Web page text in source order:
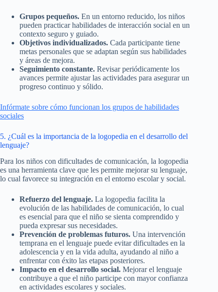
Grupos pequeños. En un entorno reducido, los niños
pueden practicar habilidades de interacción social en un
contexto seguro y guiado.
Objetivos individualizados. Cada participante tiene
metas personales que se adaptan según sus habilidades
y áreas de mejora.
Seguimiento constante. Revisar periódicamente los
avances permite ajustar las actividades para asegurar un
progreso continuo y sólido.
Infórmate sobre cómo funcionan los grupos de habilidades
sociales
5. ¿Cuál es la importancia de la logopedia en el desarrollo del
lenguaje?
Para los niños con dificultades de comunicación, la logopedia
es una herramienta clave que les permite mejorar su lenguaje,
lo cual favorece su integración en el entorno escolar y social.
Refuerzo del lenguaje. La logopedia facilita la
evolución de las habilidades de comunicación, lo cual
es esencial para que el niño se sienta comprendido y
pueda expresar sus necesidades.
Prevención de problemas futuros. Una intervención
temprana en el lenguaje puede evitar dificultades en la
adolescencia y en la vida adulta, ayudando al niño a
enfrentar con éxito las etapas posteriores.
Impacto en el desarrollo social. Mejorar el lenguaje
contribuye a que el niño participe con mayor confianza
en actividades escolares y sociales.